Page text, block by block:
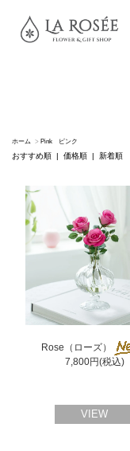
ホーム > Pink ピンク
おすすめ順 | 価格順 | 新着順
Rose（ローズ）
7,800円(税込)
VIEW